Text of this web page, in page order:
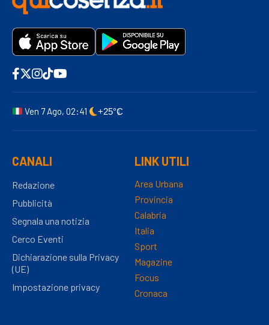
Ven 7 Ago, 02:41 +25°C
CANALI
Redazione
Pubblicità
Segnala una notizia
Cerco Eventi
Dichiarazione sulla Privacy
(UE)
Impostazione privacy
LINK UTILI
Area Urbana
Provincia
Calabria
Italia
Sport
Magazine
Focus
Cronaca